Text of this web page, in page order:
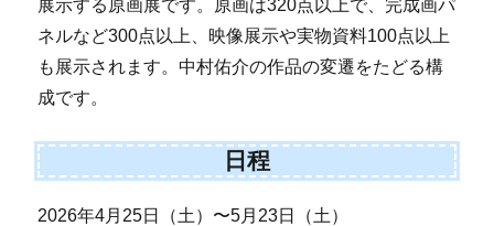
展示する原画展です。原画は320点以上で、完成画パ
ネルなど300点以上、映像展示や実物資料100点以上
も展示されます。中村佑介の作品の変遷をたどる構
成です。
日程
2026年4月25日（土）〜5月23日（土）